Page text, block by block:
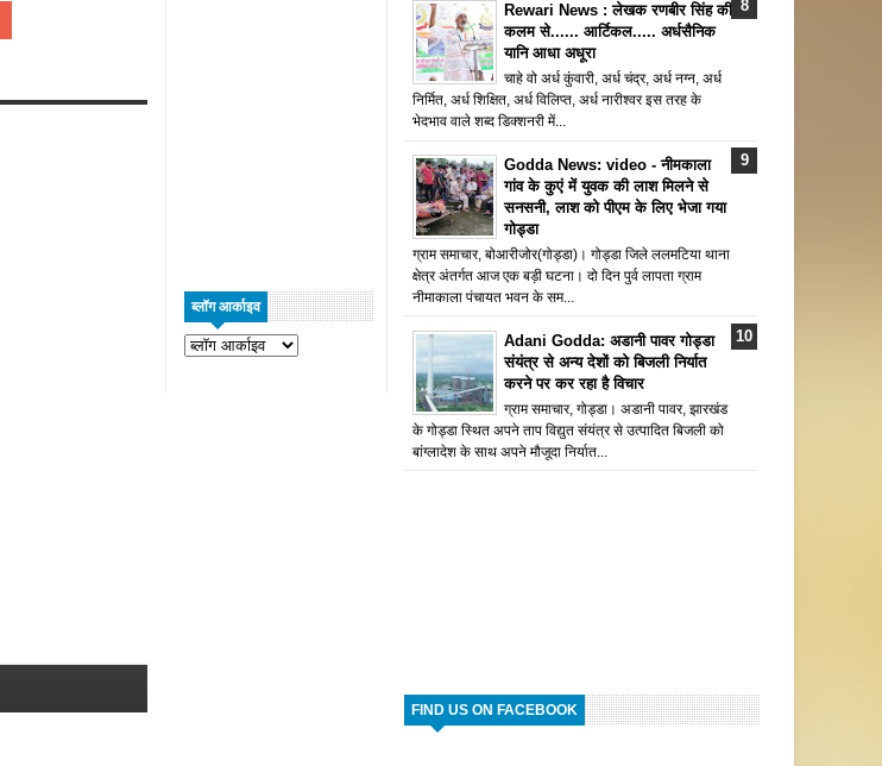
ब्लॉग आर्काइव
Rewari News : लेखक रणबीर सिंह की
कलम से...... आर्टिकल..... अर्धसैनिक
यानि आधा अधूरा
चाहे वो अर्ध कुंवारी, अर्ध चंद्र, अर्ध नग्न, अर्ध
निर्मित, अर्ध शिक्षित, अर्ध विलिप्त, अर्ध नारीश्वर इस तरह के
भेदभाव वाले शब्द डिक्शनरी में...
Godda News: video - नीमकाला
गांव के कुएं में युवक की लाश मिलने से
सनसनी, लाश को पीएम के लिए भेजा गया
गोड्डा
ग्राम समाचार, बोआरीजोर(गोड्डा)। गोड्डा जिले ललमटिया थाना
क्षेत्र अंतर्गत आज एक बड़ी घटना। दो दिन पुर्व लापता ग्राम
नीमाकाला पंचायत भवन के सम...
Adani Godda: अडानी पावर गोड्डा
संयंत्र से अन्य देशों को बिजली निर्यात
करने पर कर रहा है विचार
ग्राम समाचार, गोड्डा। अडानी पावर, झारखंड
के गोड्डा स्थित अपने ताप विद्युत संयंत्र से उत्पादित बिजली को
बांग्लादेश के साथ अपने मौजूदा निर्यात...
FIND US ON FACEBOOK